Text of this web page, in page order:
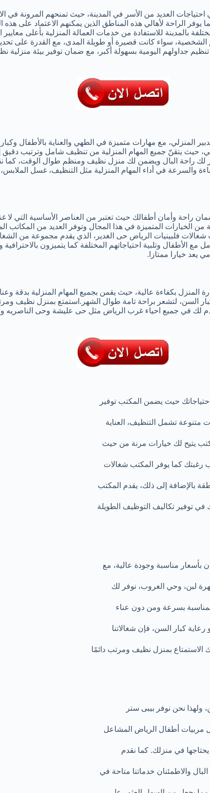
احتياجات العديد من الأسر في المدينة، حيث تمنحهم المرونة في
الراحة لأهالي هذه المناطق الذين يمكنهم الاعتماد على هذه
بالمدينة للاستفادة من خدمات العمالة المنزلية بأعلى
سواء كانت قصيرة أو طويلة المدى، مع القدرة على
جداولهم اليومية بسهولة أكبر، مع ضمان توفير بيئة منزلية
المنزلي، مع مهارات متميزة في الطهي والعناية بالأطفال
حيث يتقنّ جميع المهام المنزلية من تنظيف شامل وترتيب
يوفر لك راحة البال ويضمن لك منزل نظيف ومنظم طوال الوقت،
والسرعة في أداء المهام المنزلية مثل التنظيف، غسل
راحة وأمان أطفالك حيث تعتبر من العناصر الأساسية التي لا
الخيارات المتميزة في هذا المجال وتوفر العديد من
شغالات فلبينيات الرياض حى الغدير، الذي يقدم مجموعة من
مع الأطفال وتلبية احتياجاتهم المختلفة كما يتميزون
يعد خيارا ممتازا.
المنزل بكفاءة عالية، حيث يقمن بجميع المهام المنزلية بدقة
السن، لتشعر براحة تامة طوال الشهر.استمتع بمنزل نظيف
لك في جميع احياء غرب الرياض مثل حى عليشة وحى الناصريه
حيث يضمن المكتب توفير
تشمل التنظيف، العناية
يتيح لك خيارات مرنة من حيث
رغبتك كما يوفر المكتب شغالات
بالإضافة إلى ذلك، يقدم المكتب
توفير تكاليف التوظيف الطويلة
بأسعار مناسبة وجودة عالية، مع
لبن، وحي الغروب، نوفر لك
بسرعة ومن دون عناء
كبار السن، فإن شغالاتنا
الاستمتاع بمنزل نظيف ومرتب دائمًا
ولهذا نحن نوفر بيبى ستر
مربيات أطفال الرياض المشاعل
في منزلك. كما نقدم
والاطمئنان خدماتنا متاحة في